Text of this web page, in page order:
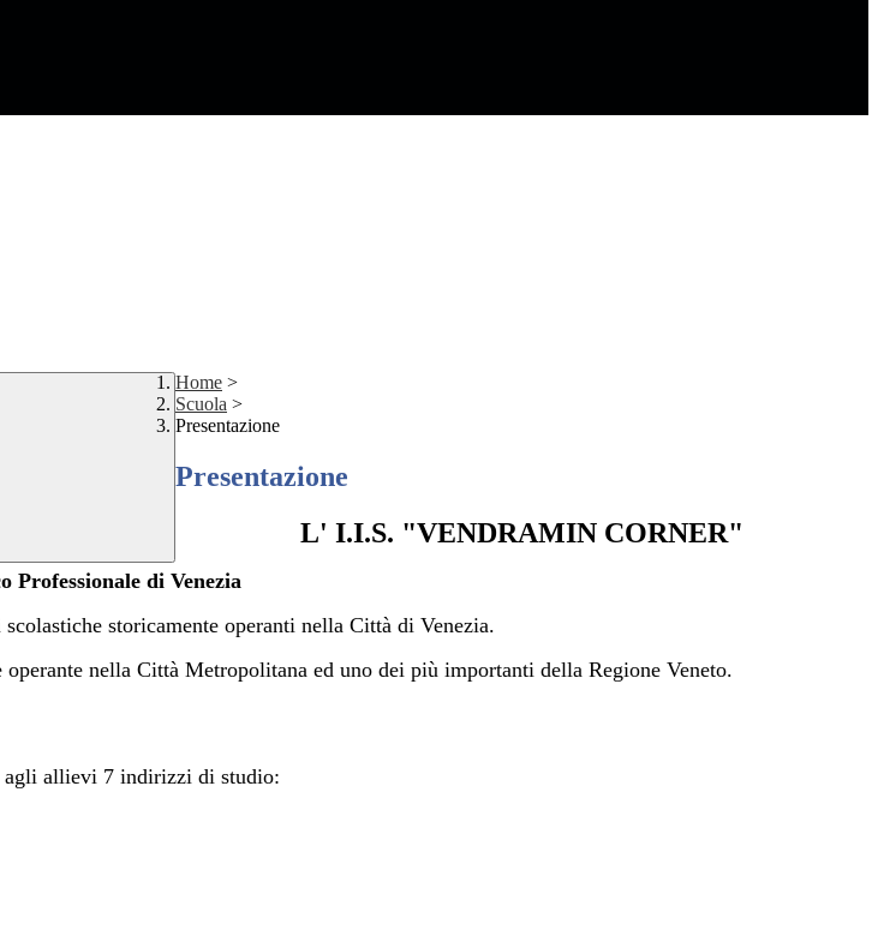
Home >
Scuola >
Presentazione
Presentazione
L' I.I.S. "VENDRAMIN CORNER"
Professionale di Venezia
scolastiche storicamente operanti nella Città di Venezia.
nella Città Metropolitana ed uno dei più importanti della Regione Veneto.
agli allievi 7 indirizzi di studio: